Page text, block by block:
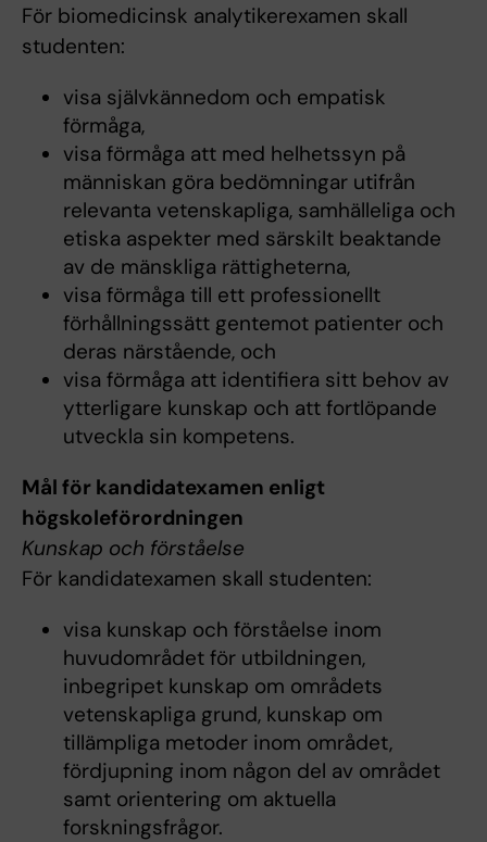
För biomedicinsk analytikerexamen skall
studenten:
visa självkännedom och empatisk
förmåga,
visa förmåga att med helhetssyn på
människan göra bedömningar utifrån
relevanta vetenskapliga, samhälleliga och
etiska aspekter med särskilt beaktande
av de mänskliga rättigheterna,
visa förmåga till ett professionellt
förhållningssätt gentemot patienter och
deras närstående, och
visa förmåga att identifiera sitt behov av
ytterligare kunskap och att fortlöpande
utveckla sin kompetens.
Mål för kandidatexamen enligt
högskoleförordningen
Kunskap och förståelse
För kandidatexamen skall studenten:
visa kunskap och förståelse inom
huvudområdet för utbildningen,
inbegripet kunskap om områdets
vetenskapliga grund, kunskap om
tillämpliga metoder inom området,
fördjupning inom någon del av området
samt orientering om aktuella
forskningsfrågor.